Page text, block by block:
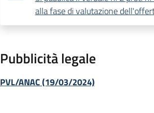
alla fase di valutazione
Pubblicità legale
PVL/ANAC (19/03/2024)